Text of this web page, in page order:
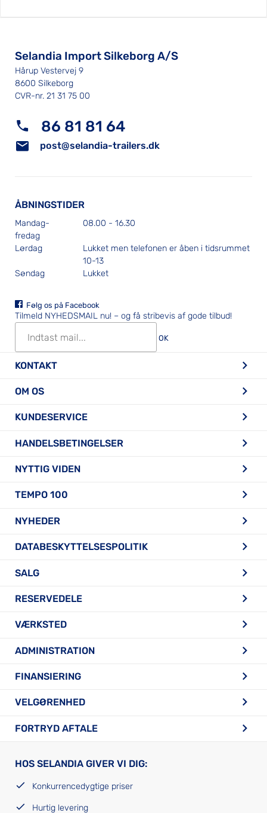
Selandia Import Silkeborg A/S
Hårup Vestervej 9
8600 Silkeborg
CVR-nr. 21 31 75 00
86 81 81 64
post@selandia-trailers.dk
ÅBNINGSTIDER
Mandag-
fredag
08.00 - 16.30
Lørdag
Lukket men telefonen er åben i tidsrummet
10-13
Søndag
Lukket
Følg os på Facebook
Tilmeld NYHEDSMAIL nu! – og få stribevis af gode tilbud!
OK
KONTAKT
OM OS
KUNDESERVICE
HANDELSBETINGELSER
NYTTIG VIDEN
TEMPO 100
NYHEDER
DATABESKYTTELSESPOLITIK
SALG
RESERVEDELE
VÆRKSTED
ADMINISTRATION
FINANSIERING
VELGØRENHED
FORTRYD AFTALE
HOS SELANDIA GIVER VI DIG:
Konkurrencedygtige priser
Hurtig levering